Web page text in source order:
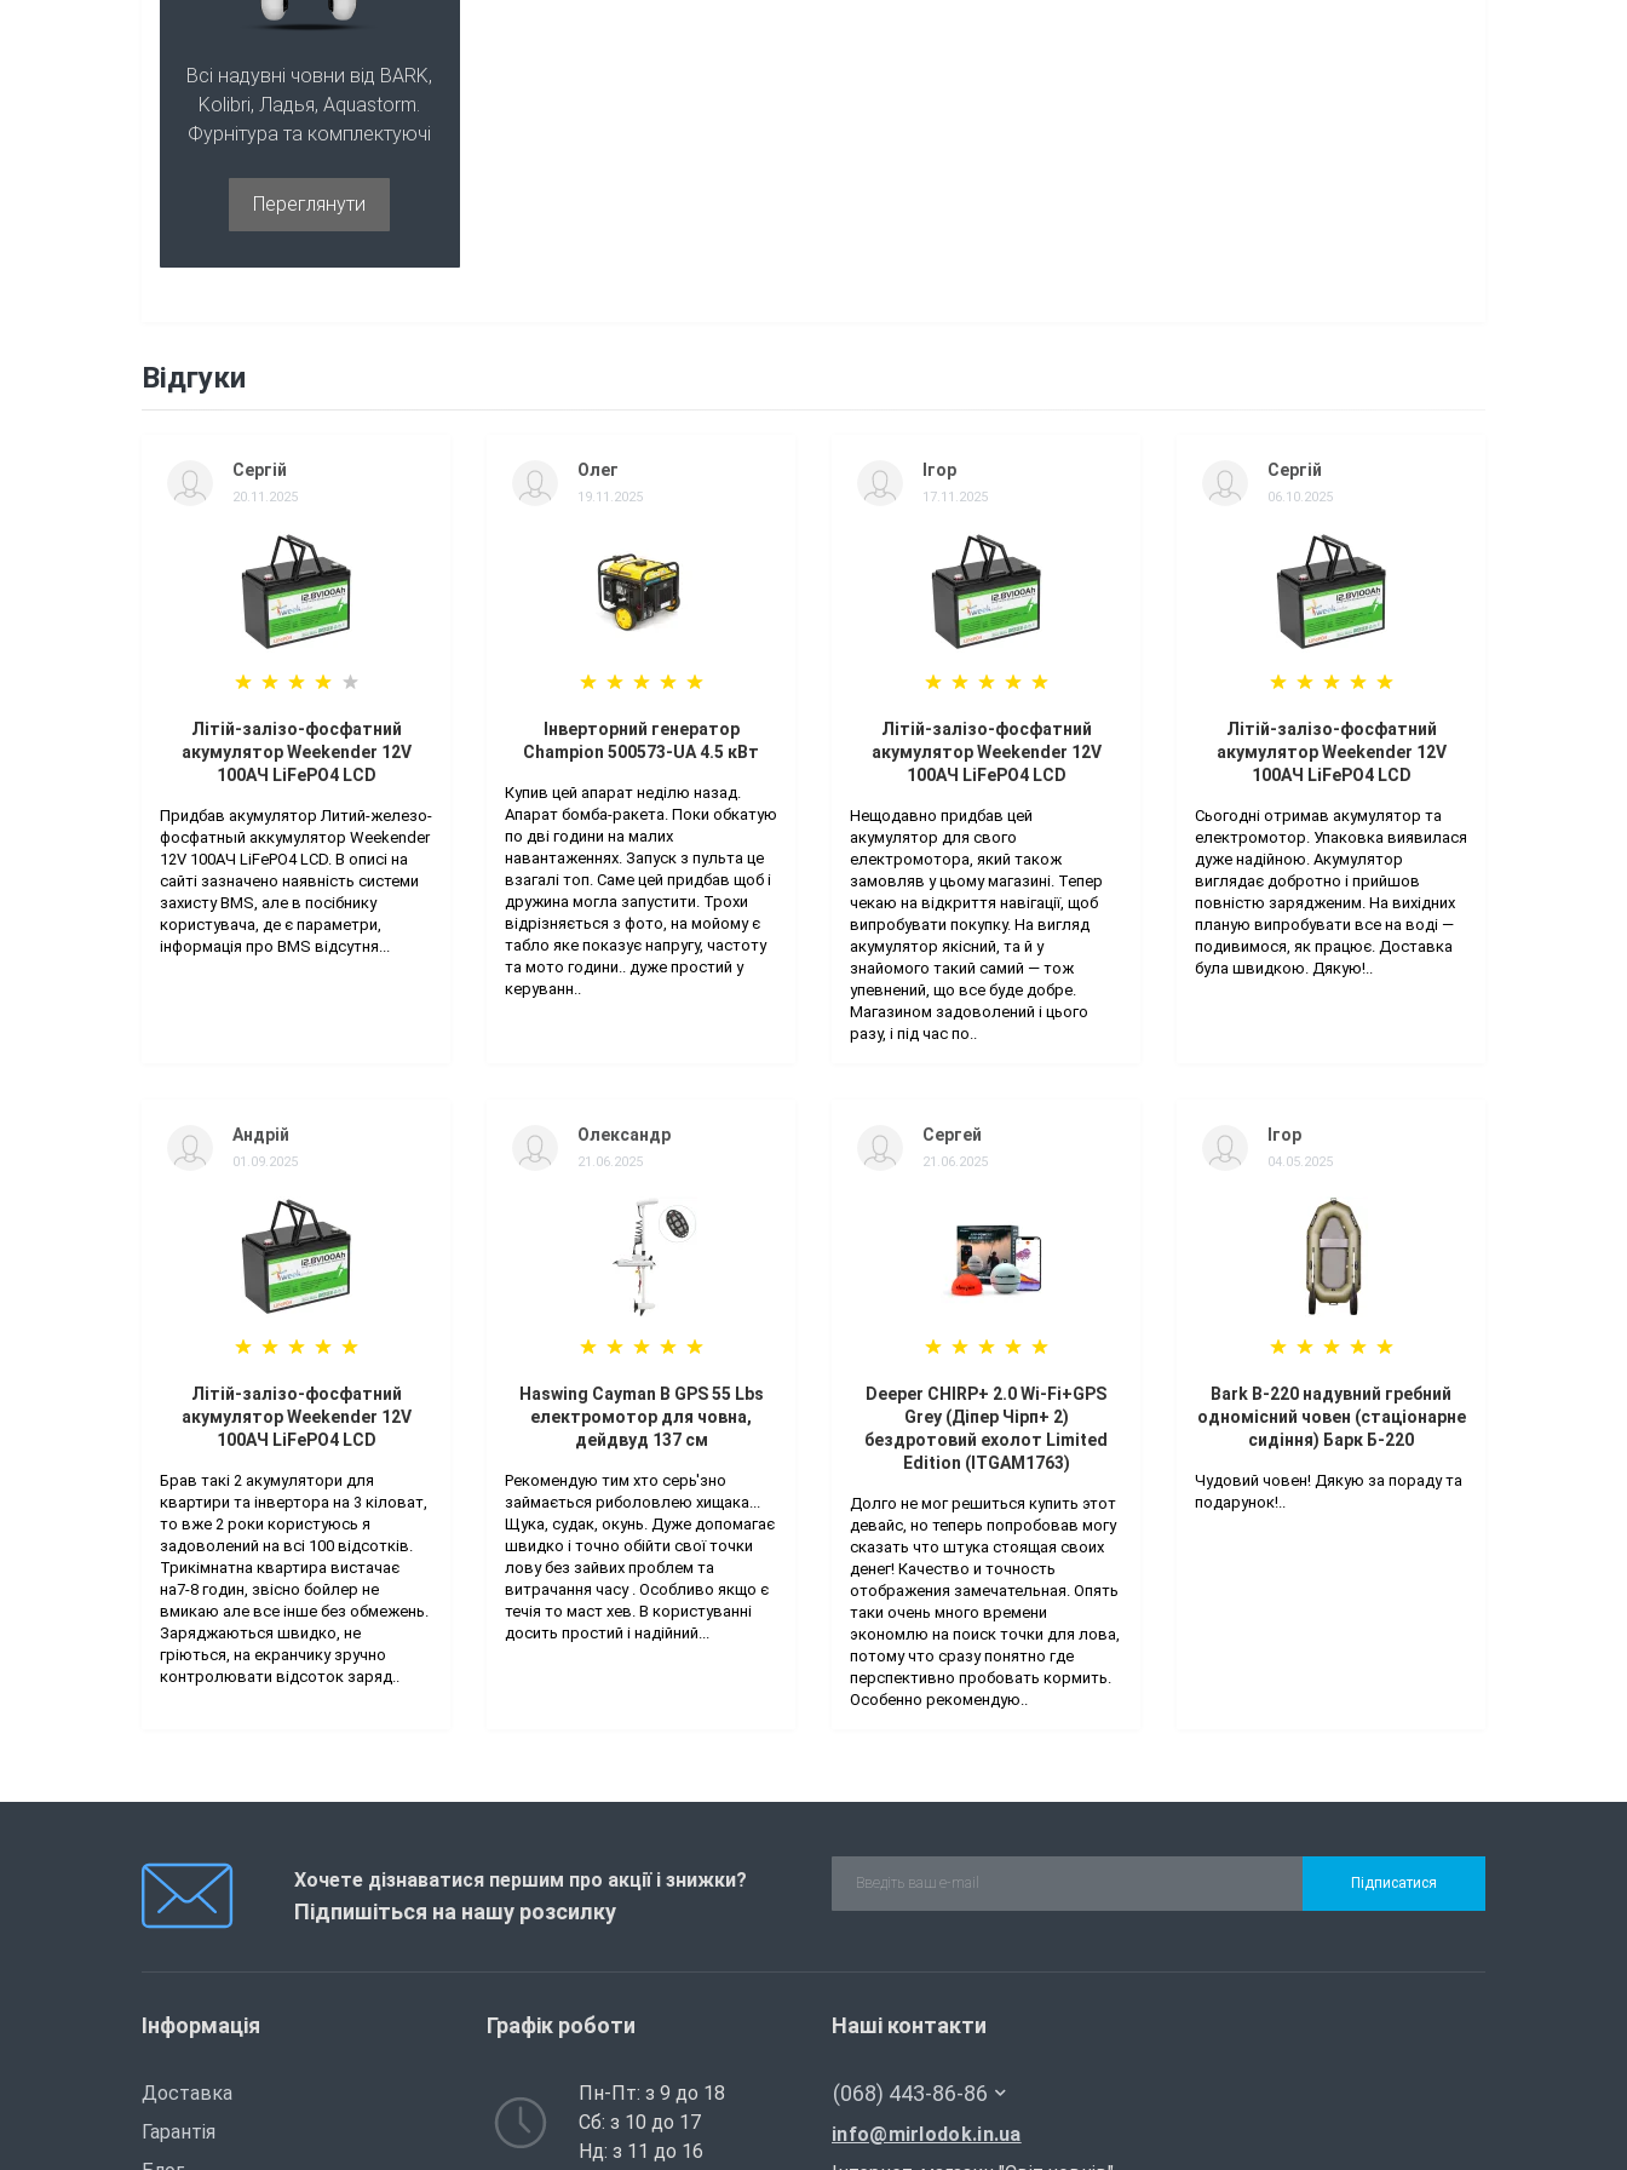
Фарби, необрастайка
Всі надувні човни від BARK,
Kolibri, Ладья, Aquastorm.
Фурнітура та комплектуючі
Переглянути
Відгуки
Сергій
20.11.2025
Літій-залізо-фосфатний
акумулятор Weekender 12V
100AЧ LiFePO4 LCD
Придбав акумулятор Литий-железо-
фосфатный аккумулятор Weekender
12V 100AЧ LiFePO4 LCD. В описі на
сайті зазначено наявність системи
захисту BMS, але в посібнику
користувача, де є параметри,
інформація про BMS відсутня...
Олег
19.11.2025
Інверторний генератор
Champion 500573-UA 4.5 кВт
Купив цей апарат неділю назад.
Апарат бомба-ракета. Поки обкатую
по дві години на малих
навантаженнях. Запуск з пульта це
взагалі топ. Саме цей придбав щоб і
дружина могла запустити. Трохи
відрізняється з фото, на мойому є
табло яке показує напругу, частоту
та мото години.. дуже простий у
керуванн..
Ігор
17.11.2025
Літій-залізо-фосфатний
акумулятор Weekender 12V
100AЧ LiFePO4 LCD
Нещодавно придбав цей
акумулятор для свого
електромотора, який також
замовляв у цьому магазині. Тепер
чекаю на відкриття навігації, щоб
випробувати покупку. На вигляд
акумулятор якісний, та й у
знайомого такий самий — тож
упевнений, що все буде добре.
Магазином задоволений і цього
разу, і під час по..
Сергій
06.10.2025
Літій-залізо-фосфатний
акумулятор Weekender 12V
100AЧ LiFePO4 LCD
Сьогодні отримав акумулятор та
електромотор. Упаковка виявилася
дуже надійною. Акумулятор
виглядає добротно і прийшов
повністю зарядженим. На вихідних
планую випробувати все на воді —
подивимося, як працює. Доставка
була швидкою. Дякую!..
Андрій
01.09.2025
Літій-залізо-фосфатний
акумулятор Weekender 12V
100AЧ LiFePO4 LCD
Брав такі 2 акумулятори для
квартири та інвертора на 3 кіловат,
то вже 2 роки користуюсь я
задоволений на всі 100 відсотків.
Трикімнатна квартира вистачає
на7-8 годин, звісно бойлер не
вмикаю але все інше без обмежень.
Заряджаються швидко, не
гріються, на екранчику зручно
контролювати відсоток заряд..
Олександр
21.06.2025
Haswing Cayman B GPS 55 Lbs
електромотор для човна,
дейдвуд 137 см
Рекомендую тим хто серь'зно
займається риболовлею хищака...
Щука, судак, окунь. Дуже допомагає
швидко і точно обійти свої точки
лову без зайвих проблем та
витрачання часу . Особливо якщо є
течія то маст хев. В користуванні
досить простий і надійний...
Сергей
21.06.2025
Deeper CHIRP+ 2.0 Wi-Fi+GPS
Grey (Діпер Чірп+ 2)
бездротовий ехолот Limited
Edition (ITGAM1763)
Долго не мог решиться купить этот
девайс, но теперь попробовав могу
сказать что штука стоящая своих
денег! Качество и точность
отображения замечательная. Опять
таки очень много времени
экономлю на поиск точки для лова,
потому что сразу понятно где
перспективно пробовать кормить.
Особенно рекомендую..
Ігор
04.05.2025
Bark B-220 надувний гребний
одномісний човен (стаціонарне
сидіння) Барк Б-220
Чудовий човен! Дякую за пораду та
подарунок!..
Хочете дізнаватися першим про акції і знижки?
Підпишіться на нашу розсилку
Підписатися
Інформація
Доставка
Гарантія
Графік роботи
Пн-Пт: з 9 до 18
Сб: з 10 до 17
Нд: з 11 до 16
Наші контакти
(068) 443-86-86
info@mirlodok.in.ua